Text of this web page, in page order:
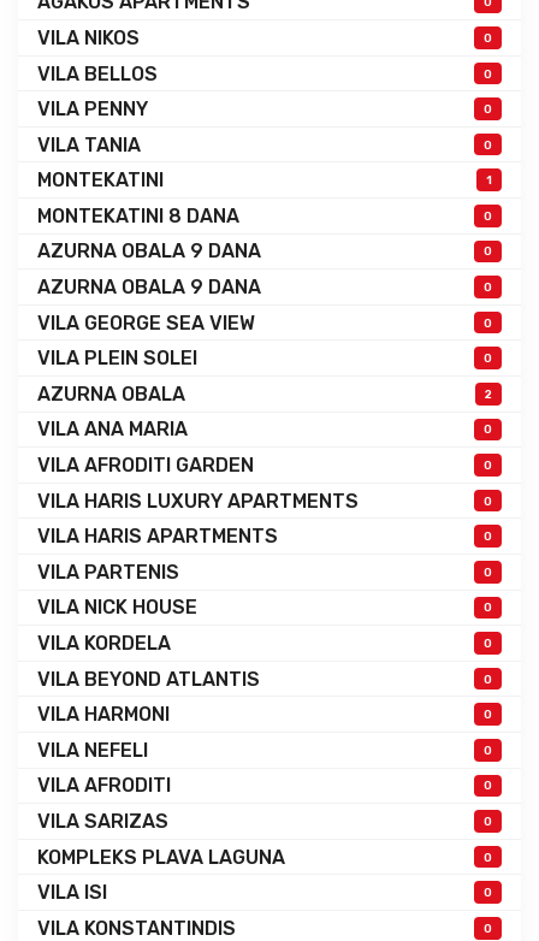
VILA NIKOS 0
VILA BELLOS 0
VILA PENNY 0
VILA TANIA 0
MONTEKATINI 1
MONTEKATINI 8 DANA 0
AZURNA OBALA 9 DANA 0
AZURNA OBALA 9 DANA 0
VILA GEORGE SEA VIEW 0
VILA PLEIN SOLEI 0
AZURNA OBALA 2
VILA ANA MARIA 0
VILA AFRODITI GARDEN 0
VILA HARIS LUXURY APARTMENTS 0
VILA HARIS APARTMENTS 0
VILA PARTENIS 0
VILA NICK HOUSE 0
VILA KORDELA 0
VILA BEYOND ATLANTIS 0
VILA HARMONI 0
VILA NEFELI 0
VILA AFRODITI 0
VILA SARIZAS 0
KOMPLEKS PLAVA LAGUNA 0
VILA ISI 0
VILA KONSTANTINDIS 0